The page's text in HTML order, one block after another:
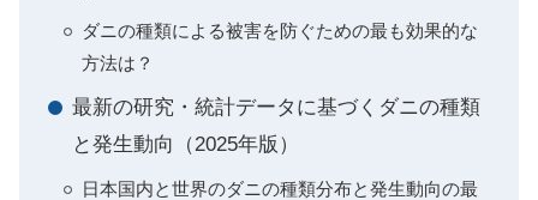
ダニの種類による被害を防ぐための最も効果的な
方法は？
最新の研究・統計データに基づくダニの種類
と発生動向（2025年版）
日本国内と世界のダニの種類分布と発生動向の最